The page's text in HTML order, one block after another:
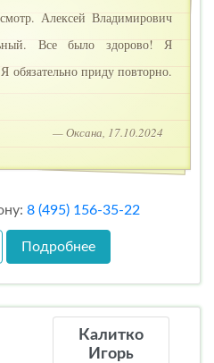
Алексей Владимирович
Все было здорово! Я
обязательно приду повторно.
— Оксана, 17.10.2024
8 (495) 156-35-22
Подробнее
Калитко
Игорь